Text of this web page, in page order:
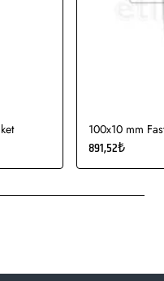
tüketim ürünlerinde
100x10 mm
891,52₺